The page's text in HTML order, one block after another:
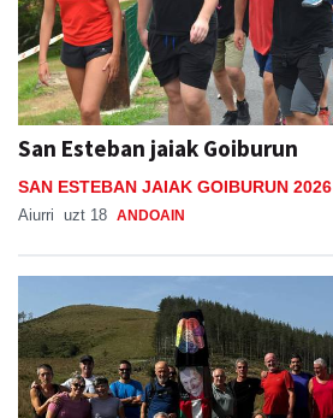
San Esteban jaiak Goiburun
SAN ESTEBAN JAIAK GOIBURUN 2026
Aiurri uzt 18 ANDOAIN